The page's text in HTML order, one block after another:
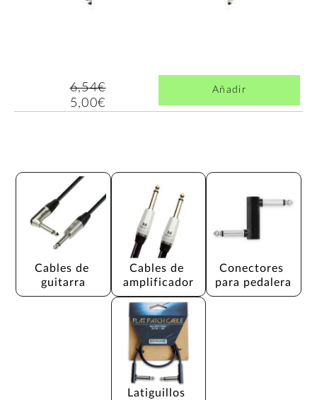
6,54€
5,00€
Añadir
Cables de
guitarra
Cables de
amplificador
Conectores
para pedalera
Latiguillos